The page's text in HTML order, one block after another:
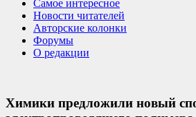
Самое интересное
Новости читателей
Авторские колонки
Форумы
О редакции
Химики предложили новый